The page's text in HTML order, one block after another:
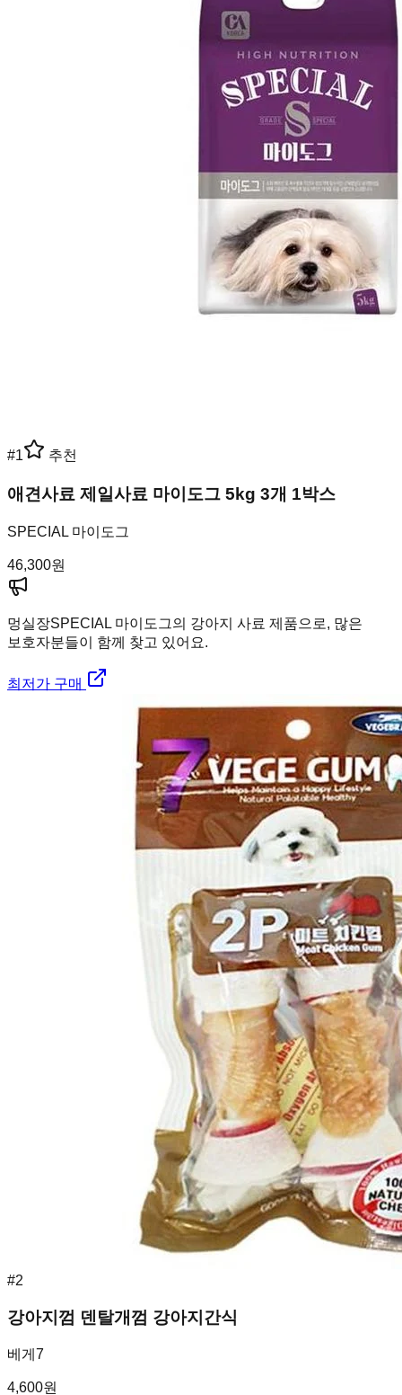
#1 추천
애견사료 제일사료 마이도그 5kg 3개 1박스
SPECIAL 마이도그
46,300원
멍실장SPECIAL 마이도그의 강아지 사료 제품으로, 많은
보호자분들이 함께 찾고 있어요.
최저가 구매
#2
강아지껌 덴탈개껌 강아지간식
베게7
4,600원